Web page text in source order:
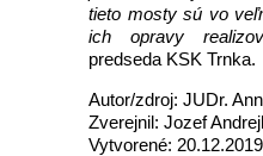
tieto mosty sú vo
ich opravy
predseda KSK Trnka.
Autor/zdroj: JUDr.
Zverejnil: Jozef
Vytvorené: